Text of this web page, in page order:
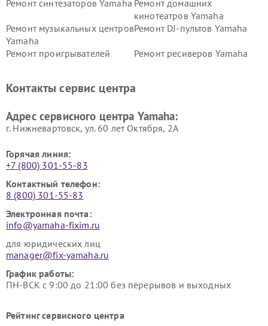
Ремонт синтезаторов Yamaha Ремонт домашних
кинотеатров Yamaha
Ремонт музыкальных центров
Yamaha
Ремонт DJ-пультов Yamaha
Ремонт проигрывателей
Ремонт ресиверов Yamaha
Yamaha
Yamaha
Контакты сервис центра
Адрес сервисного центра Yamaha:
г. Нижневартовск, ул. 60 лет Октября, 2А
Горячая линия:
+7 (800) 301-55-83
Контактный телефон:
8 (800) 301-55-83
Электронная почта:
info@yamaha-fixim.ru
для юридических лиц
manager@fix-yamaha.ru
График работы:
ПН-ВСК с 9:00 до 21:00 без перерывов и выходных
Рейтинг сервисного центра